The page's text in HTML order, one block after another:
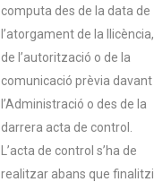
computa des de la data de
l’atorgament de la llicència,
de l’autorització o de la
comunicació prèvia davant
l’Administració o des de la
darrera acta de control.
L’acta de control s’ha de
realitzar abans que finalitzi